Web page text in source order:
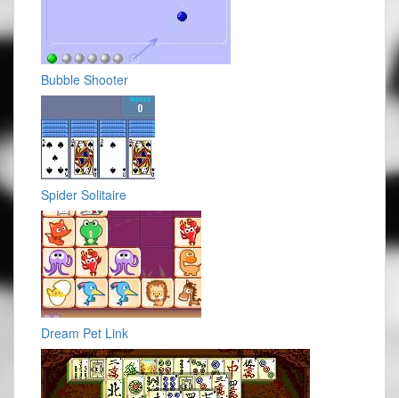
Bubble Shooter
Spider Solitaire
Dream Pet Link